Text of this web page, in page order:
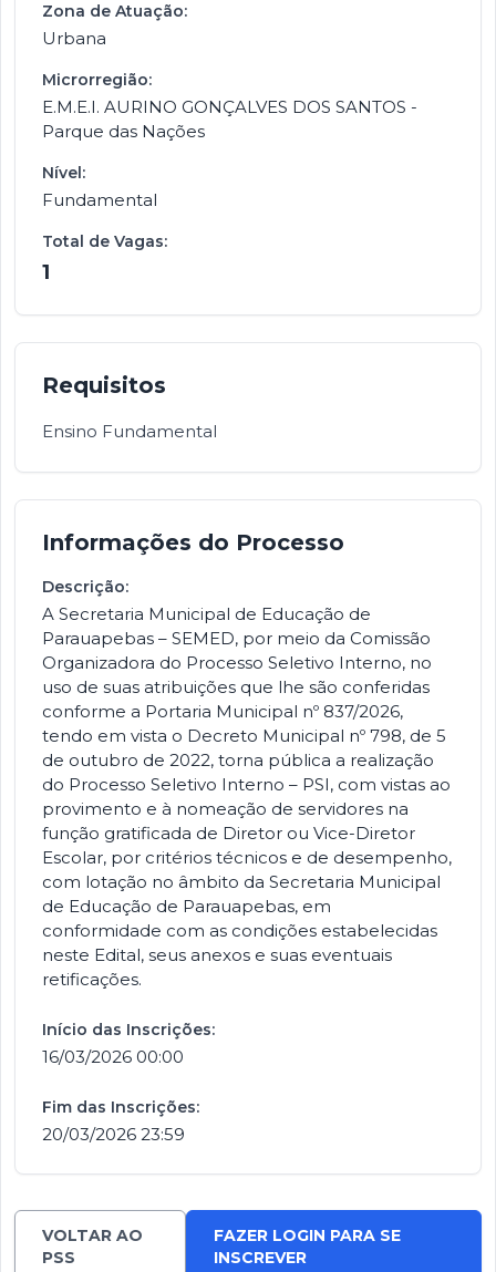
Zona de Atuação:
Urbana
Microrregião:
E.M.E.I. AURINO GONÇALVES DOS SANTOS -
Parque das Nações
Nível:
Fundamental
Total de Vagas:
1
Requisitos
Ensino Fundamental
Informações do Processo
Descrição:
A Secretaria Municipal de Educação de
Parauapebas – SEMED, por meio da Comissão
Organizadora do Processo Seletivo Interno, no
uso de suas atribuições que lhe são conferidas
conforme a Portaria Municipal nº 837/2026,
tendo em vista o Decreto Municipal nº 798, de 5
de outubro de 2022, torna pública a realização
do Processo Seletivo Interno – PSI, com vistas ao
provimento e à nomeação de servidores na
função gratificada de Diretor ou Vice-Diretor
Escolar, por critérios técnicos e de desempenho,
com lotação no âmbito da Secretaria Municipal
de Educação de Parauapebas, em
conformidade com as condições estabelecidas
neste Edital, seus anexos e suas eventuais
retificações.
Início das Inscrições:
16/03/2026 00:00
Fim das Inscrições:
20/03/2026 23:59
VOLTAR AO
PSS
FAZER LOGIN PARA SE
INSCREVER